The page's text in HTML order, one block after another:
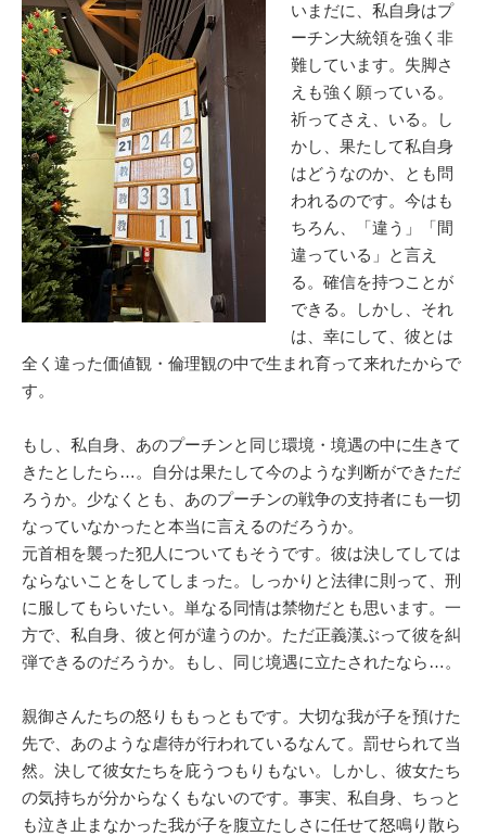
いまだに、 私自身はプ
ーチン大統領を強く非
難しています。失脚さ
えも強く願っている。
祈ってさえ、いる。し
かし、果たして私自身
はどうなのか、とも問
われるのです。今はも
ちろん、「違う」「間
違っている」と言え
る。確信を持つことが
できる。しかし、それ
は、幸にして、彼とは
全く違った価値観・倫理観の中で生まれ育って来れたからで
す。
もし、私自身、あのプーチンと同じ環境・境遇の中に生きて
きたとしたら…。自分は果たして今のような判断ができただ
ろうか。少なくとも、あのプーチンの戦争の支持者にも一切
なっていなかったと本当に言えるのだろうか。
元首相を襲った犯人についてもそうです。彼は決してしては
ならないことをしてしまった。しっかりと法律に則って、刑
に服してもらいたい。単なる同情は禁物だとも思います。一
方で、私自身、彼と何が違うのか。ただ正義漢ぶって彼を糾
弾できるのだろうか。もし、同じ境遇に立たされたなら…。
親御さんたちの怒りももっともです。大切な我が子を預けた
先で、あのような虐待が行われているなんて。罰せられて当
然。決して彼女たちを庇うつもりもない。しかし、彼女たち
の気持ちが分からなくもないのです。事実、私自身、ちっと
も泣き止まなかった我が子を腹立たしさに任せて怒鳴り散ら